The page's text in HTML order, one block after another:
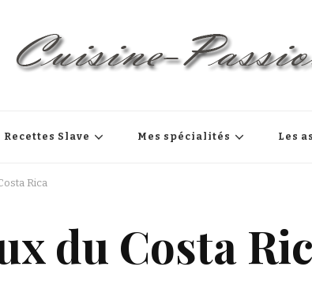
Recettes Slave Mes spécialités Les
Rica
du Costa